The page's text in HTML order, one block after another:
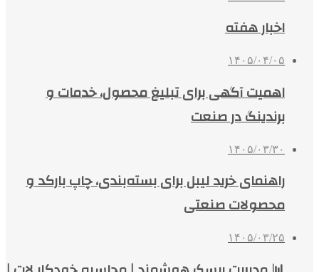
اخبار هفته
۱۴۰۵/۰۴/۰۵
اهمیت آگهی برای تبلیغ محصول، خدمات و
برندینگ در صنعت
۱۴۰۵/۰۳/۳۰
راهنمای خرید لیبل برای بسته‌بندی، چاپ بارکد و
محصولات صنعتی
۱۴۰۵/۰۳/۲۵